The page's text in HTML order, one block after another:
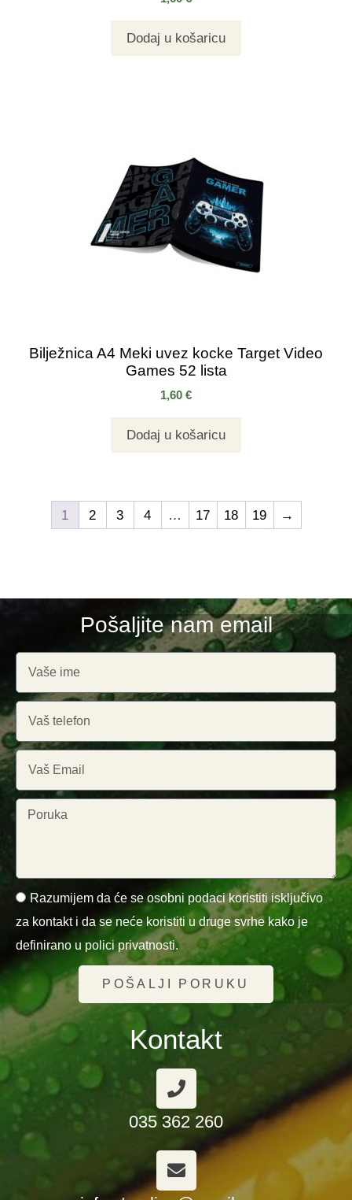
Dodaj u košaricu
Bilježnica A4 Meki uvez kocke Target Video
Games 52 lista
1,60 €
Dodaj u košaricu
1 2 3 4 … 17 18 19 →
Pošaljite nam email
Razumijem da će se osobni podaci koristiti isključivo
za kontakt i da se neće koristiti u druge svrhe kako je
definirano u polici privatnosti.
POŠALJI PORUKU
Kontakt
035 362 260